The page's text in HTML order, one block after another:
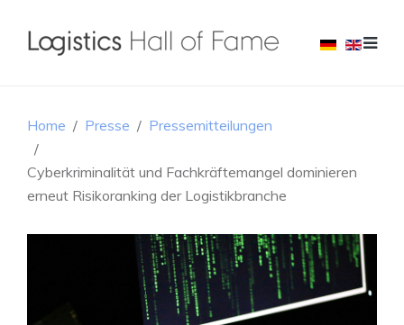
Home Presse Pressemitteilungen
Cyberkriminalität und Fachkräftemangel dominieren
erneut Risikoranking der Logistikbranche